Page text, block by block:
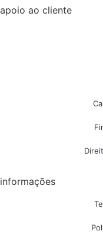
apoio ao cliente
informações